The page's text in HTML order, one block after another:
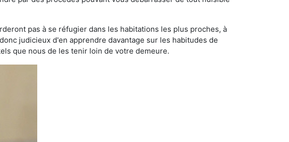
pas à se réfugier dans les habitations les plus proches, à
judicieux d'en apprendre davantage sur les habitudes de
que nous de les tenir loin de votre demeure.